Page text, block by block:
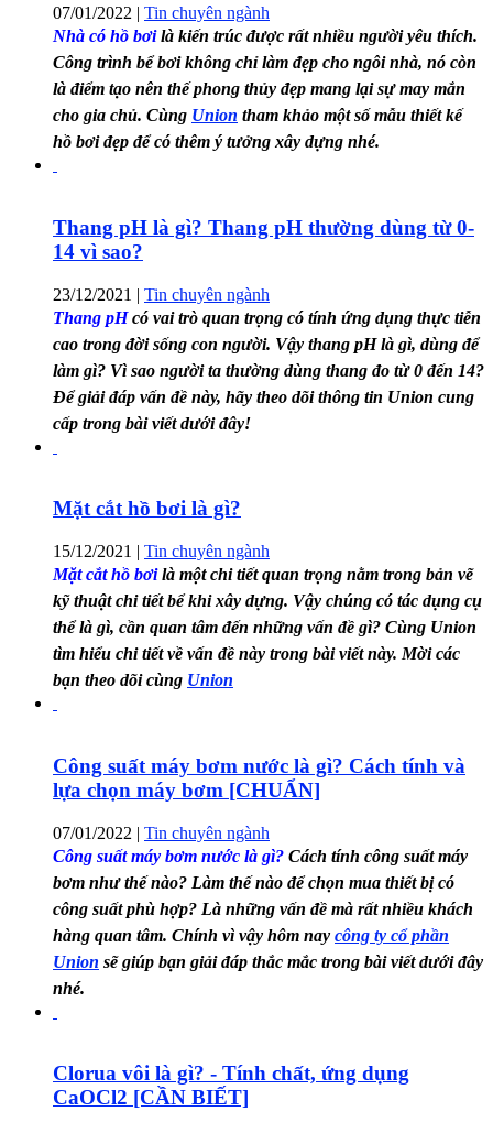
07/01/2022 | Tin chuyên ngành
Nhà có hồ bơilà kiến trúc được rất nhiều người yêu thích.
Công trình bể bơi không chỉ làm đẹp cho ngôi nhà, nó còn
là điểm tạo nên thế phong thủy đẹp mang lại sự may mắn
cho gia chủ. Cùng Union tham khảo một số mẫu thiết kế
hồ bơi đẹp để có thêm ý tưởng xây dựng nhé.
Thang pH là gì? Thang pH thường dùng từ 0-
14 vì sao?
23/12/2021 | Tin chuyên ngành
Thang pHcó vai trò quan trọng có tính ứng dụng thực tiễn
cao trong đời sống con người. Vậy thang pH là gì, dùng để
làm gì? Vì sao người ta thường dùng thang đo từ 0 đến 14?
Để giải đáp vấn đề này, hãy theo dõi thông tin Union cung
cấp trong bài viết dưới đây!
Mặt cắt hồ bơi là gì?
15/12/2021 | Tin chuyên ngành
Mặt cắt hồ bơilà một chi tiết quan trọng nằm trong bản vẽ
kỹ thuật chi tiết bể khi xây dựng. Vậy chúng có tác dụng cụ
thể là gì, cần quan tâm đến những vấn đề gì? Cùng Union
tìm hiểu chi tiết về vấn đề này trong bài viết này. Mời các
bạn theo dõi cùng Union
Công suất máy bơm nước là gì? Cách tính và
lựa chọn máy bơm [CHUẨN]
07/01/2022 | Tin chuyên ngành
Công suất máy bơm nước là gì? Cách tính công suất máy
bơm như thế nào? Làm thế nào để chọn mua thiết bị có
công suất phù hợp? Là những vấn đề mà rất nhiều khách
hàng quan tâm. Chính vì vậy hôm nay công ty cổ phần
Union sẽ giúp bạn giải đáp thắc mắc trong bài viết dưới đây
nhé.
Clorua vôi là gì? - Tính chất, ứng dụng
CaOCl2 [CẦN BIẾT]